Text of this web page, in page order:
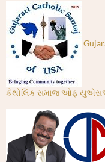
કેથોલિક સમાજ ઓફ